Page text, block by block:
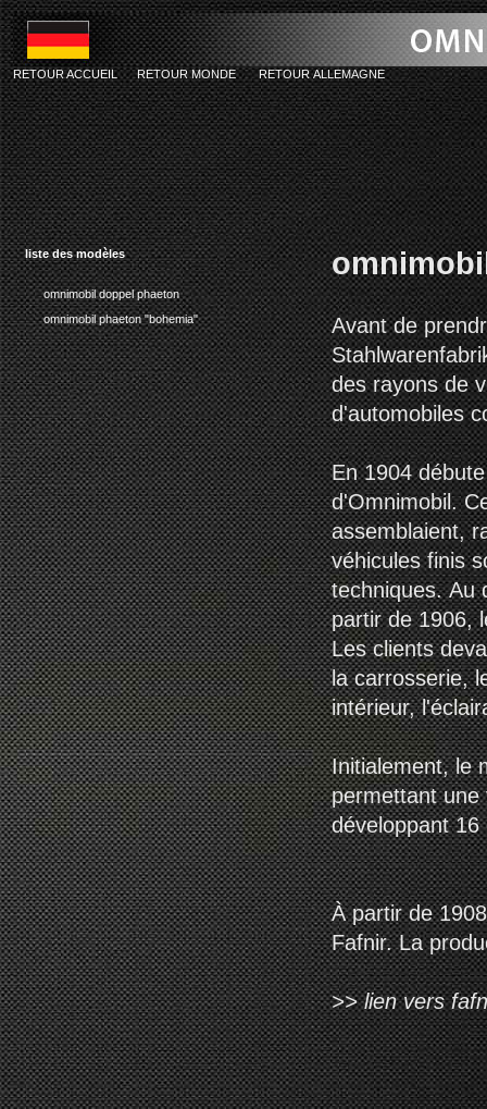
liste des modèles
omnimobil doppel phaeton
omnimobil phaeton "bohemia"
Avant de
des rayons de
d'automobiles
En 1904
d'Omnimobil.
assemblaient,
véhicules finis
techniques. Au
partir de 1906,
Les clients
la carrosserie,
intérieur,
Initialement, le
permettant une
développant
À partir de
Fafnir. La
>> lien vers
RETOUR ACCUEIL RETOUR MONDE RETOUR ALLEMAGNE